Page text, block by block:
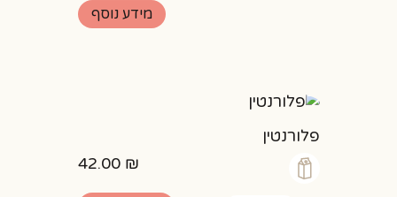
מידע נוסף
פלורנטין
42.00 ₪